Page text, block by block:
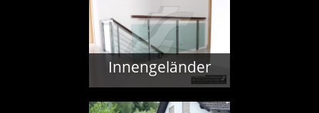
Innengeländer